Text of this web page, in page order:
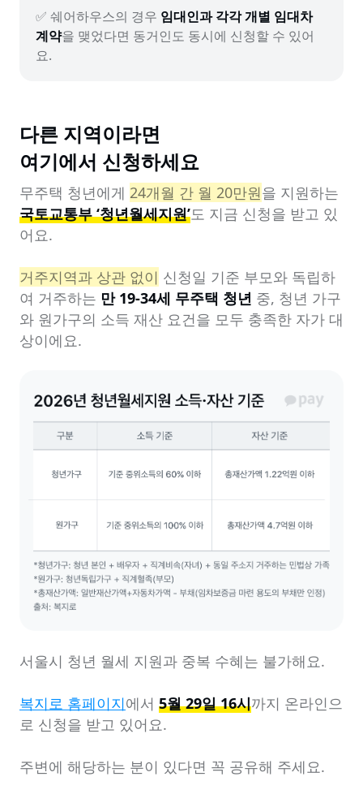
✅ 쉐어하우스의 경우 임대인과 각각 개별 임대차
계약을 맺었다면 동거인도 동시에 신청할 수 있어
요.
다른 지역이라면
여기에서 신청하세요
무주택 청년에게 24개월 간 월 20만원을 지원하는
국토교통부 ‘청년월세지원’도 지금 신청을 받고 있
어요.
거주지역과 상관 없이 신청일 기준 부모와 독립하
여 거주하는 만 19-34세 무주택 청년 중, 청년 가구
와 원가구의 소득 재산 요건을 모두 충족한 자가 대
상이에요.
서울시 청년 월세 지원과 중복 수혜는 불가해요.
복지로 홈페이지에서 5월 29일 16시까지 온라인으
로 신청을 받고 있어요.
주변에 해당하는 분이 있다면 꼭 공유해 주세요.